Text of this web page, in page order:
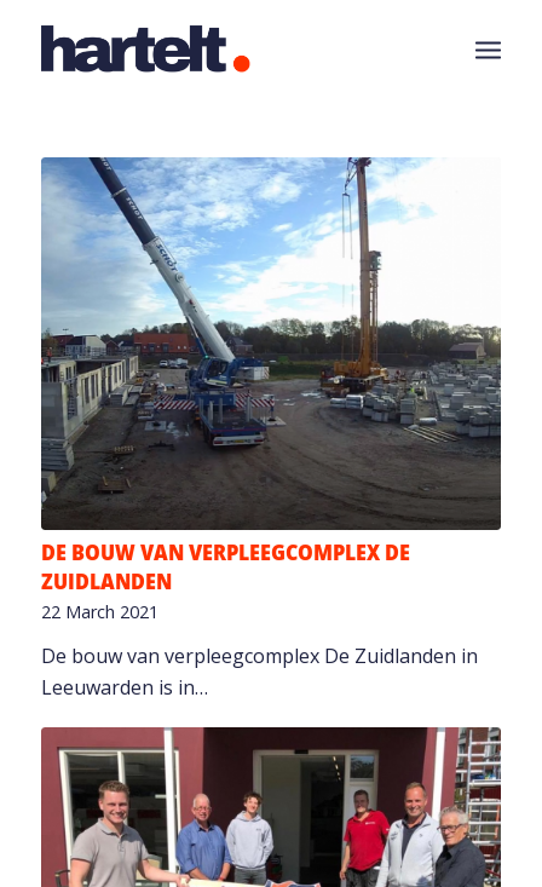
DE BOUW VAN VERPLEEGCOMPLEX DE
ZUIDLANDEN
22 March 2021
De bouw van verpleegcomplex De Zuidlanden in
Leeuwarden is in…